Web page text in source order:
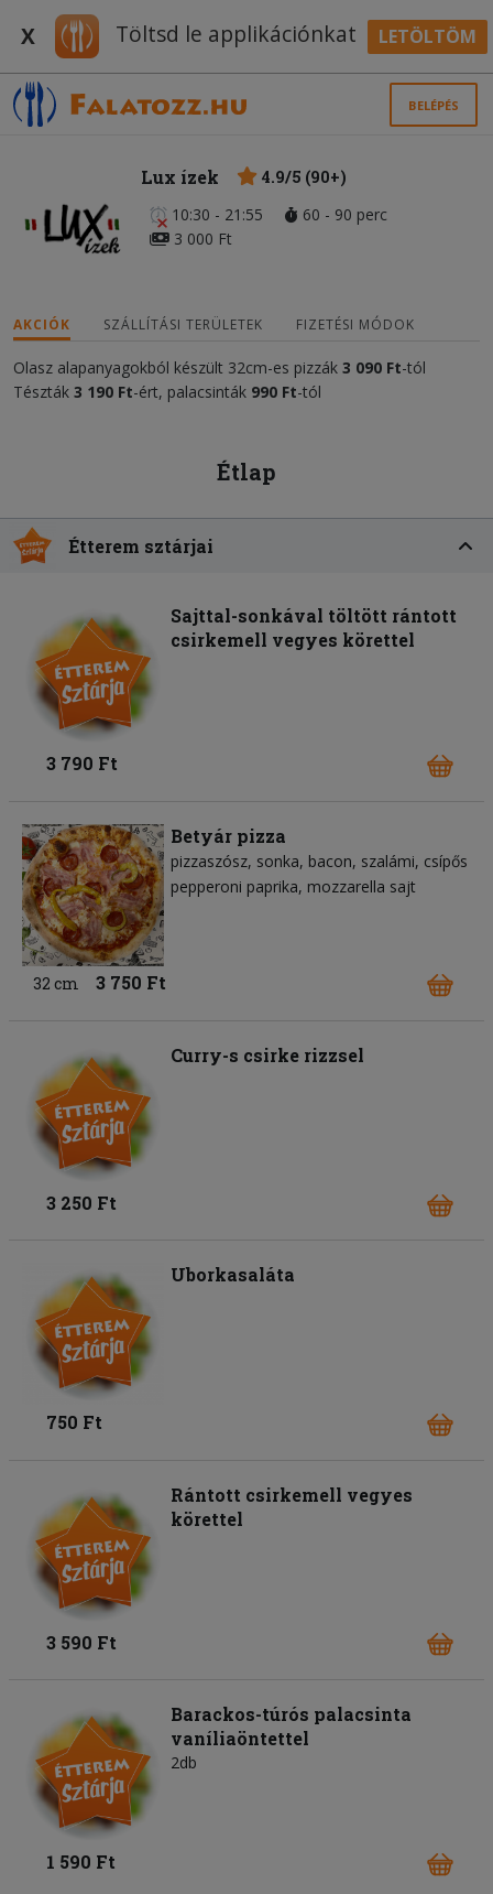
X Töltsd le applikációnkat LETÖLTÖM
BELÉPÉS
Lux ízek
4.9/5 (90+)
10:30 - 21:55
60 - 90 perc
3 000 Ft
AKCIÓK SZÁLLÍTÁSI TERÜLETEK FIZETÉSI MÓDOK
Olasz alapanyagokból készült 32cm-es pizzák 3 090 Ft-tól
Tészták 3 190 Ft-ért, palacsinták 990 Ft-tól
Étlap
Étterem sztárjai
Sajttal-sonkával töltött rántott
csirkemell vegyes körettel
3 790 Ft
Betyár pizza
pizzaszósz sonka bacon szalámi csípős
pepperoni paprika mozzarella sajt
32 cm 3 750 Ft
Curry-s csirke rizzsel
3 250 Ft
Uborkasaláta
750 Ft
Rántott csirkemell vegyes
körettel
3 590 Ft
Barackos-túrós palacsinta
vaníliaöntettel
2db
1 590 Ft